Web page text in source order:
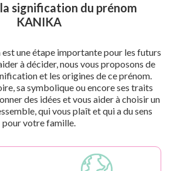
signification du prénom
KANIKA
est une étape importante pour les futurs
à décider, nous vous proposons de
et les origines de ce prénom.
sa symbolique ou encore ses traits
des idées et vous aider à choisir un
qui vous plaît et qui a du sens
pour votre famille.